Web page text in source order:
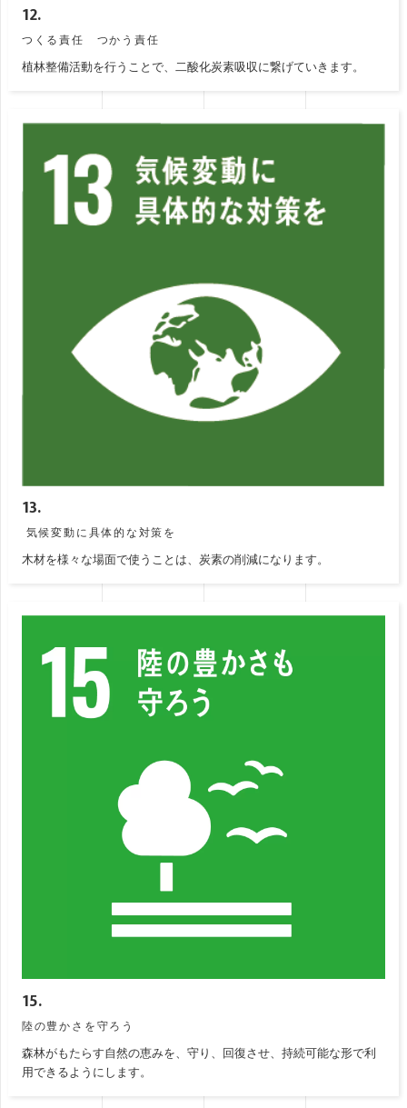
12.
つくる責任 つかう責任
植林整備活動を行うことで、二酸化炭素吸収に繋げていきます。
13.
気候変動に具体的な対策を
木材を様々な場面で使うことは、炭素の削減になります。
15.
陸の豊かさを守ろう
森林がもたらす自然の恵みを、守り、回復させ、持続可能な形で利
用できるようにします。